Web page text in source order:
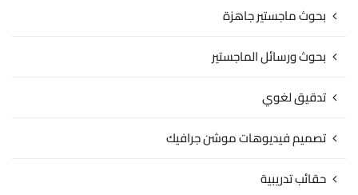
بحوث ماجستير جاهزة
بحوث ورسائل الماجستير
تدقيق لغوي
تصميم فيديوهات موشن جرافيك
حقائب تدريبية